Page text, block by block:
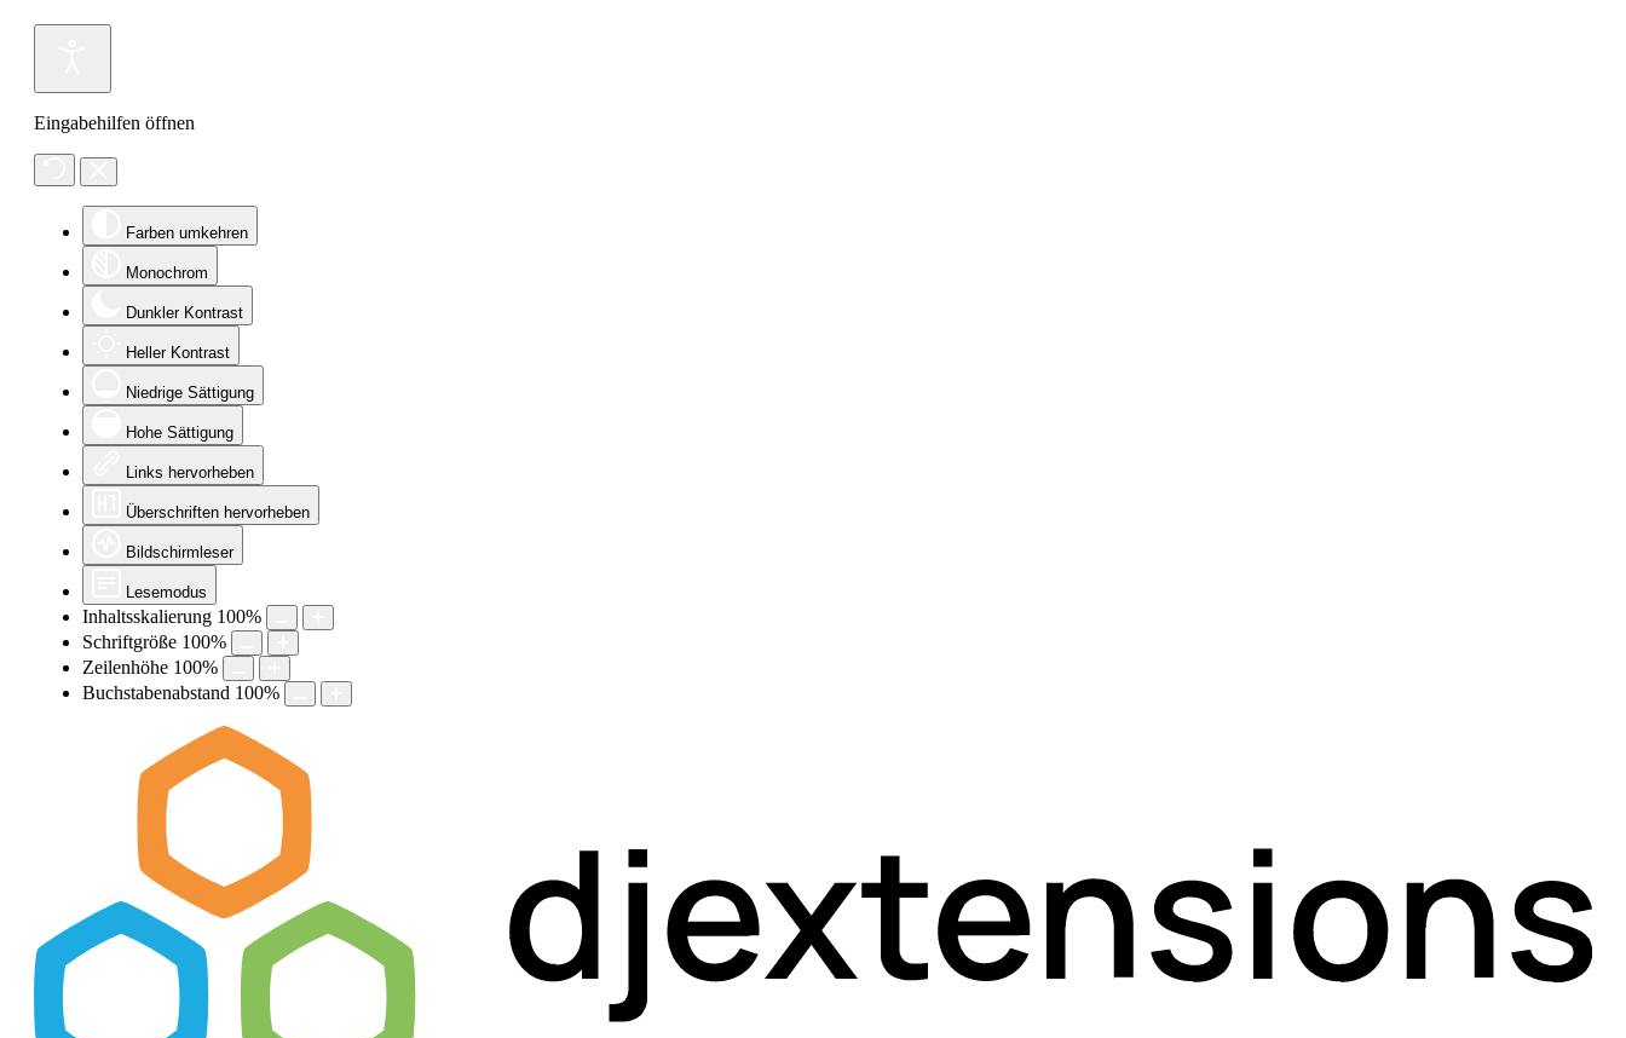
Eingabehilfen öffnen
Farben umkehren
Monochrom
Dunkler Kontrast
Heller Kontrast
Niedrige Sättigung
Hohe Sättigung
Links hervorheben
Überschriften hervorheben
Bildschirmleser
Lesemodus
Inhaltsskalierung 100%
Schriftgröße 100%
Zeilenhöhe 100%
Buchstabenabstand 100%